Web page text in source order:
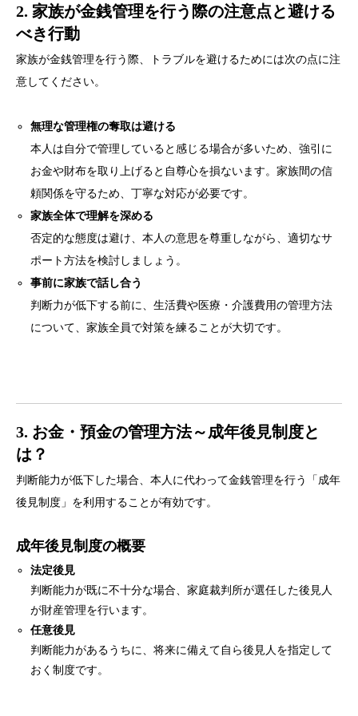
2. 家族が金銭管理を行う際の注意点と避ける
べき行動
家族が金銭管理を行う際、トラブルを避けるためには次の点に注
意してください。
無理な管理権の奪取は避ける
本人は自分で管理していると感じる場合が多いため、強引に
お金や財布を取り上げると自尊心を損ないます。家族間の信
頼関係を守るため、丁寧な対応が必要です。
家族全体で理解を深める
否定的な態度は避け、本人の意思を尊重しながら、適切なサ
ポート方法を検討しましょう。
事前に家族で話し合う
判断力が低下する前に、生活費や医療・介護費用の管理方法
について、家族全員で対策を練ることが大切です。
3. お金・預金の管理方法～成年後見制度と
は？
判断能力が低下した場合、本人に代わって金銭管理を行う「成年
後見制度」を利用することが有効です。
成年後見制度の概要
法定後見
判断能力が既に不十分な場合、家庭裁判所が選任した後見人
が財産管理を行います。
任意後見
判断能力があるうちに、将来に備えて自ら後見人を指定して
おく制度です。